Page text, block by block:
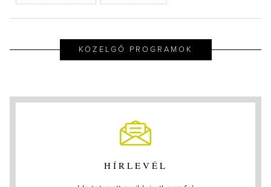
KÖZELGŐ PROGRAMOK
HÍRLEVÉL